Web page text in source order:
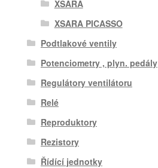
XSARA
XSARA PICASSO
Podtlakové ventily
Potenciometry , plyn. pedály
Regulátory ventilátoru
Relé
Reproduktory
Rezistory
Řídící jednotky